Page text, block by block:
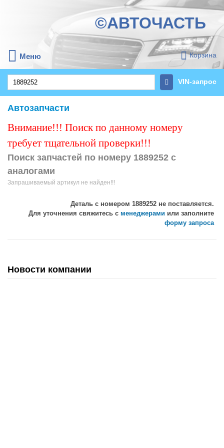
©АВТОЧАСТЬ
Меню Корзина
VIN-запрос
Автозапчасти
Внимание!!! Поиск по данному номеру
требует тщательной проверки!!!
Поиск запчастей по номеру 1889252 с
аналогами
Запрашиваемый артикул не найден!!!
Деталь с номером 1889252 не поставляется.
Для уточнения свяжитесь с менеджерами или заполните
форму запроса
Новости компании